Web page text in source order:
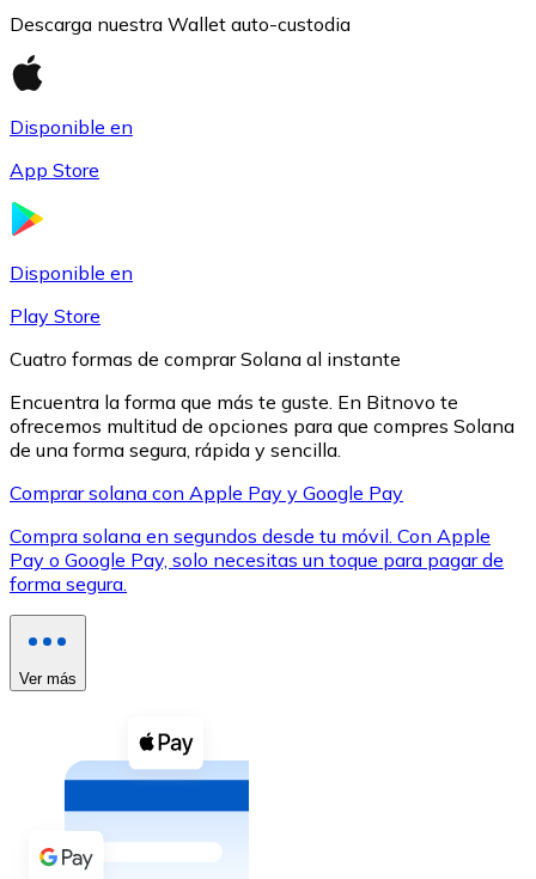
XRP
XRP
Efectivo
Comprar con efectivo
Transferencia SEPA
Añade fondos a tu cuenta Bitnovo o realiza compras
Descarga nuestra Wallet auto-custodia
Disponible en
App Store
Disponible en
Play Store
Cuatro formas de comprar Solana al instante
Encuentra la forma que más te guste. En Bitnovo te
ofrecemos multitud de opciones para que compres Solana
de una forma segura, rápida y sencilla.
Comprar solana con Apple Pay y Google Pay
Compra solana en segundos desde tu móvil. Con Apple
Pay o Google Pay, solo necesitas un toque para pagar de
forma segura.
Ver más